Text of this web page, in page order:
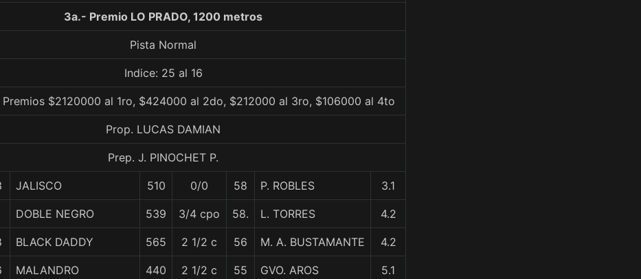
3a.- Premio LO PRADO, 1200 metros
Pista Normal
Indice: 25 al 16
Premios $2120000 al 1ro, $424000 al 2do, $212000 al 3ro, $106000 al 4to
Prop. LUCAS DAMIAN
Prep. J. PINOCHET P.
JALISCO 510 0/0 58 P. ROBLES 3.1
DOBLE NEGRO 539 3/4 cpo 58. L. TORRES 4.2
BLACK DADDY 565 2 1/2 c 56 M. A. BUSTAMANTE 4.2
MALANDRO 440 2 1/2 c 55 GVO. AROS 5.1